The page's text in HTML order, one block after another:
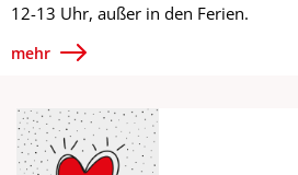
12-13 Uhr, außer in den Ferien.
mehr